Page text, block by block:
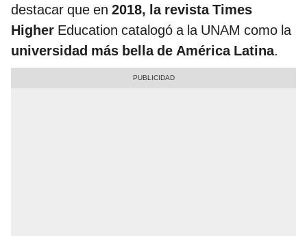
destacar que en 2018, la revista Times
Higher Education catalogó a la UNAM como la
universidad más bella de América Latina.